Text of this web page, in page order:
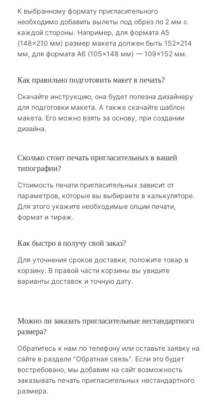
К выбранному формату пригласительного
необходимо добавить вылеты под обрез по 2 мм с
каждой стороны. Например, для формата А5
(148×210 мм) размер макета должен быть 152×214
мм, для формата А6 (105×148 мм) — 109×152 мм.
Как правильно подготовить макет в печать?
Скачайте инструкцию, она будет полезна дизайнеру
для подготовки макета. А также скачайте шаблон
макета. Его можно взять за основу, при создании
дизайна.
Сколько стоит печать пригласительных в вашей
типографии?
Стоимость печати пригласительных зависит от
параметров, которые вы выбираете в калькуляторе.
Для этого укажите необходимые опции печати,
формат и тираж.
Как быстро я получу свой заказ?
Для уточнения сроков доставки, положите товар в
корзину. В правой части корзины вы увидите
варианты доставок и точную дату.
Можно ли заказать пригласительные нестандартного
размера?
Обратитесь к нам по телефону или оставьте заявку на
сайте в разделе "Обратная связь". Если это будет
востребовано, мы добавим на сайт возможность
заказывать печать пригласительных нестандартного
размера.